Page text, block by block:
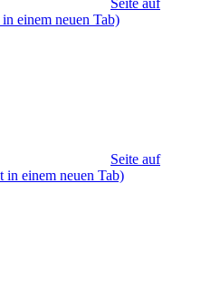
Seite auf
einem neuen Tab)
Seite auf
in einem neuen Tab)